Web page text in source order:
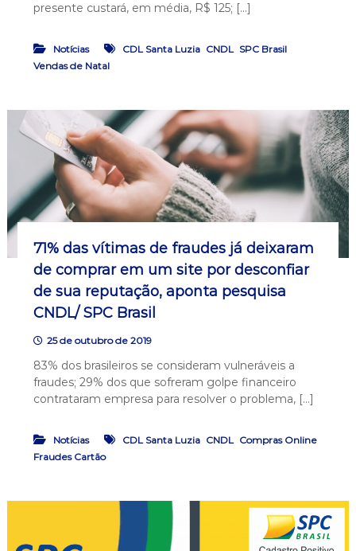
presente custará, em média, R$ 125; […]
Notícias CDL Santa Luzia, CNDL, SPC Brasil,
Vendas de Natal
71% das vítimas de fraudes já deixaram
de comprar em um site por desconfiar
de sua reputação, aponta pesquisa
CNDL/ SPC Brasil
25 de outubro de 2019
83% dos brasileiros se consideram vulneráveis a
fraudes; 29% dos que sofreram golpe financeiro
contrataram empresa para resolver o problema, […]
Notícias CDL Santa Luzia, CNDL, Compras Online,
Fraudes Cartão